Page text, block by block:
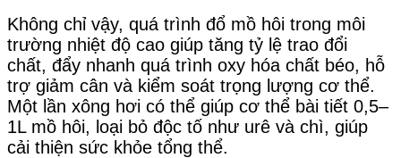
Không chỉ vậy, quá trình đổ mồ hôi trong môi
trường nhiệt độ cao giúp tăng tỷ lệ trao đổi
chất, đẩy nhanh quá trình oxy hóa chất béo, hỗ
trợ giảm cân và kiểm soát trọng lượng cơ thể.
Một lần xông hơi có thể giúp cơ thể bài tiết 0,5–
1L mồ hôi, loại bỏ độc tố như urê và chì, giúp
cải thiện sức khỏe tổng thể.